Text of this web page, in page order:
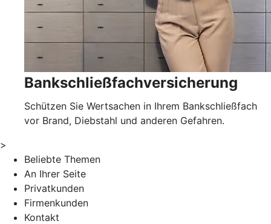
Bankschließfachversicherung
Schützen Sie Wertsachen in Ihrem Bankschließfach
vor Brand, Diebstahl und anderen Gefahren.
>
Beliebte Themen
An Ihrer Seite
Privatkunden
Firmenkunden
Kontakt